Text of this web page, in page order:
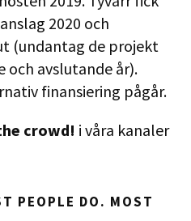
2020 och
(undantag de projekt
och avslutande år).
finansiering pågår.
crowd! i våra kanaler
PEOPLE DO. MOST